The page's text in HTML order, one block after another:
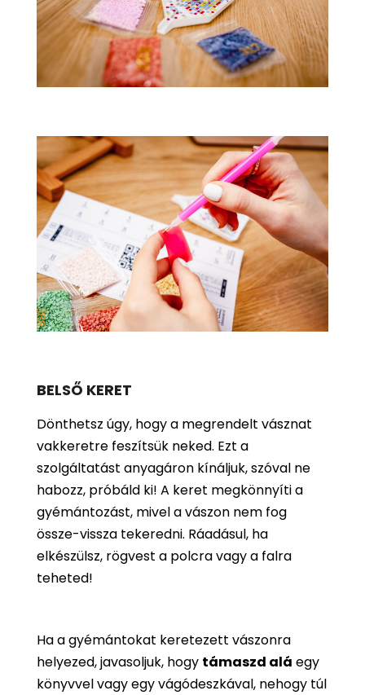
BELSŐ KERET
Dönthetsz úgy, hogy a megrendelt vásznat
vakkeretre feszítsük neked. Ezt a
szolgáltatást anyagáron kínáljuk, szóval ne
habozz, próbáld ki! A keret megkönnyíti a
gyémántozást, mivel a vászon nem fog
össze-vissza tekeredni. Ráadásul, ha
elkészülsz, rögvest a polcra vagy a falra
teheted!
Ha a gyémántokat keretezett vászonra
helyezed, javasoljuk, hogy támaszd alá egy
könyvvel vagy egy vágódeszkával, nehogy túl